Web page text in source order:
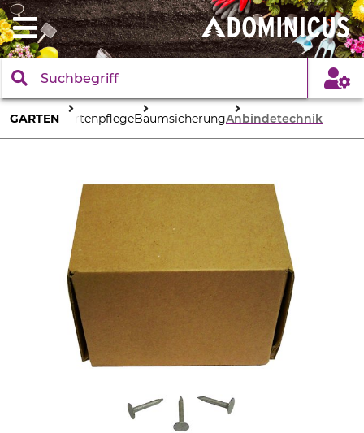
GARTEN GartenpflegeBaumsicherungAnbindetechnik